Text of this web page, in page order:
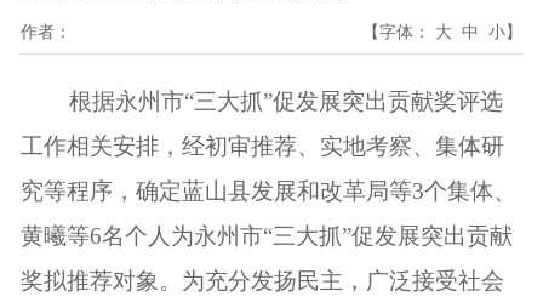
作者： 【字体： 大 中 小】
根据永州市“三大抓”促发展突出贡献奖评选
工作相关安排，经初审推荐、实地考察、集体研
究等程序，确定蓝山县发展和改革局等3个集体、
黄曦等6名个人 为永州市“三大抓”促发展突出贡献
奖拟推荐对象。为充分发扬民主，广泛接受社会